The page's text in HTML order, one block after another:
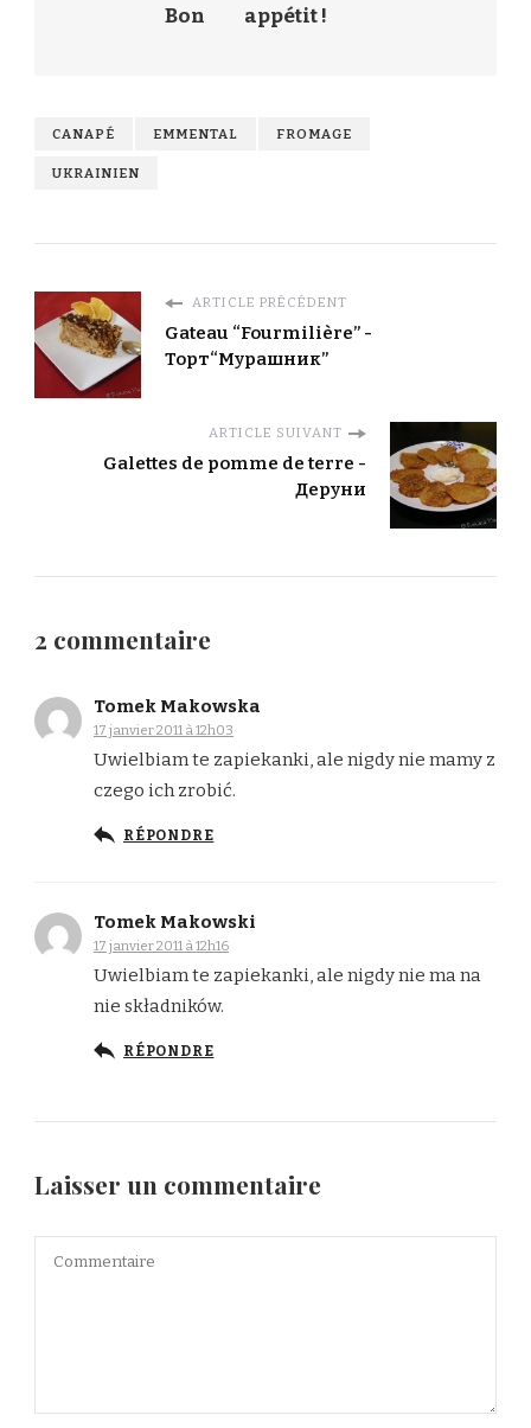
Bon appétit !
CANAPÉ EMMENTAL FROMAGE
UKRAINIEN
ARTICLE PRÉCÉDENT
Gateau “Fourmilière” -
Торт“Мурашник”
ARTICLE SUIVANT
Galettes de pomme de terre -
Деруни
2 commentaire
Tomek Makowska
17 janvier 2011 à 12h03
Uwielbiam te zapiekanki, ale nigdy nie mamy z
czego ich zrobić.
RÉPONDRE
Tomek Makowski
17 janvier 2011 à 12h16
Uwielbiam te zapiekanki, ale nigdy nie ma na
nie składników.
RÉPONDRE
Laisser un commentaire